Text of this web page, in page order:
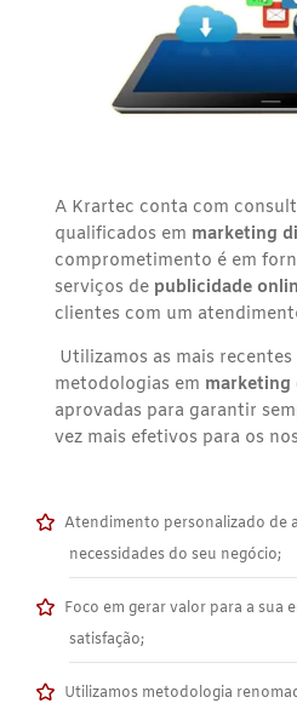
A Krartec conta com
qualificados em marketing
comprometimento é em
serviços de publicidade
clientes com um
Utilizamos as mais
metodologias em marketing
aprovadas para garantir
vez mais efetivos para os
Atendimento personalizado de
necessidades do seu negócio;
Foco em gerar valor para a sua
satisfação;
Utilizamos metodologia